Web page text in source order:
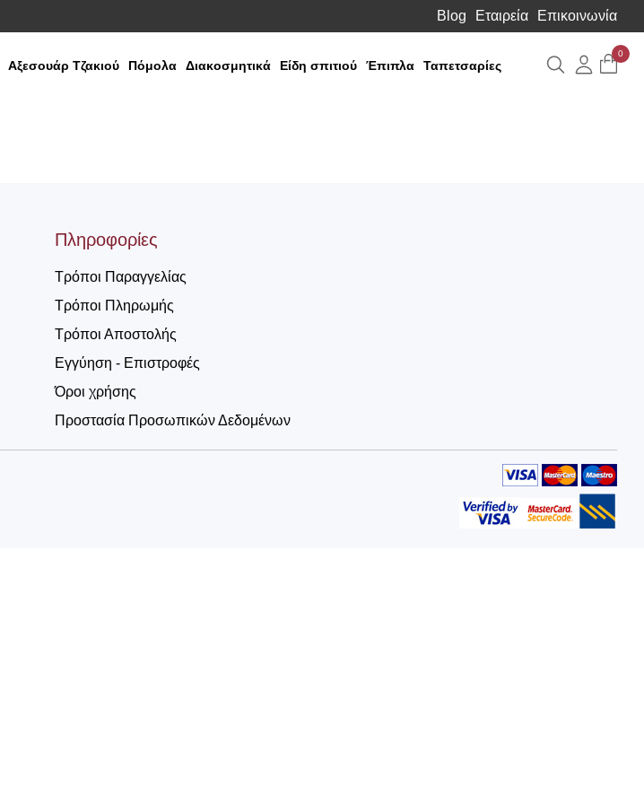
Blog Εταιρεία Επικοινωνία
Αξεσουάρ Τζακιού Πόμολα Διακοσμητικά Είδη σπιτιού Έπιπλα Ταπετσαρίες Αναζήτηση
0
Πληροφορίες
Τρόποι Παραγγελίας
Τρόποι Πληρωμής
Τρόποι Αποστολής
Εγγύηση - Επιστροφές
Όροι χρήσης
Προστασία Προσωπικών Δεδομένων